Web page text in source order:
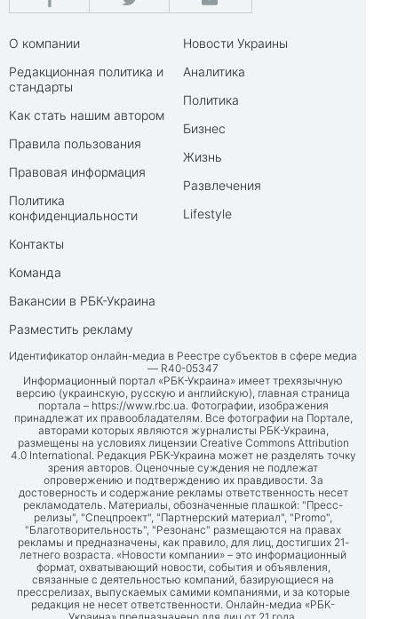
О компании
Редакционная политика и
стандарты
Как стать нашим автором
Правила пользования
Правовая информация
Политика
конфиденциальности
Контакты
Команда
Вакансии в РБК-Украина
Разместить рекламу
Новости Украины
Аналитика
Политика
Бизнес
Жизнь
Развлечения
Lifestyle
Идентификатор онлайн-медиа в Реестре субъектов в сфере медиа
— R40-05347
Информационный портал «РБК-Украина» имеет трехязычную
версию (украинскую, русскую и английскую), главная страница
портала – https://www.rbc.ua. Фотографии, изображения
принадлежат их правообладателям. Все фотографии на Портале,
авторами которых являются журналисты РБК-Украина,
размещены на условиях лицензии Creative Commons Attribution
4.0 International. Редакция РБК-Украина может не разделять точку
зрения авторов. Оценочные суждения не подлежат
опровержению и подтверждению их правдивости. За
достоверность и содержание рекламы ответственность несет
рекламодатель. Материалы, обозначенные плашкой: "Пресс-
релизы", "Спецпроект", "Партнерский материал", "Promo",
"Благотворительность", "Резонанс" размещаются на правах
рекламы и предназначены, как правило, для лиц, достигших 21-
летнего возраста. «Новости компании» – это информационный
формат, охватывающий новости, события и объявления,
связанные с деятельностью компаний, базирующиеся на
прессрелизах, выпускаемых самими компаниями, и за которые
редакция не несет ответственности. Онлайн-медиа «РБК-